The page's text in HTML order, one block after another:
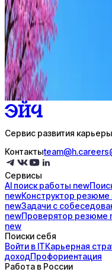
AI
Сервис развития карьеры
Контактыteam@h.careers
Сервисы
AI поискработы new
newКонструктор резюме
newЗадачи с
newПроверятор резюме
new
Поиски себя
Войти в ITКарьерная
доходПрофориентация
Работа в России